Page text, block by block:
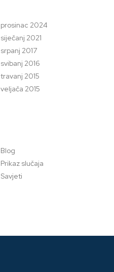
prosinac 2024
siječanj 2021
srpanj 2017
svibanj 2016
travanj 2015
veljača 2015
Blog
Prikaz slučaja
Savjeti